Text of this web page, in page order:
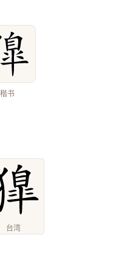
楷书
台湾